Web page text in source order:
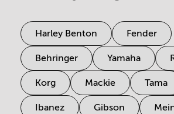
Harley Benton Fender
Behringer Yamaha
Korg Mackie Tama
Ibanez Gibson